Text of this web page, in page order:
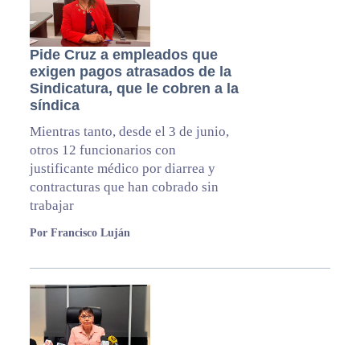
Pide Cruz a empleados que
exigen pagos atrasados de la
Sindicatura, que le cobren a la
síndica
Mientras tanto, desde el 3 de junio,
otros 12 funcionarios con
justificante médico por diarrea y
contracturas que han cobrado sin
trabajar
Por Francisco Luján